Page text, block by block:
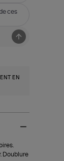
ces
EN
Doublure